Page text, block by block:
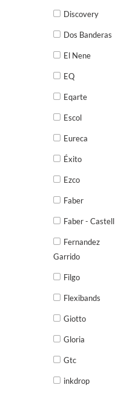
Discovery
Dos Banderas
El Nene
EQ
Eqarte
Escol
Eureca
Éxito
Ezco
Faber
Faber - Castell
Fernandez
Garrido
Filgo
Flexibands
Giotto
Gloria
Gtc
inkdrop